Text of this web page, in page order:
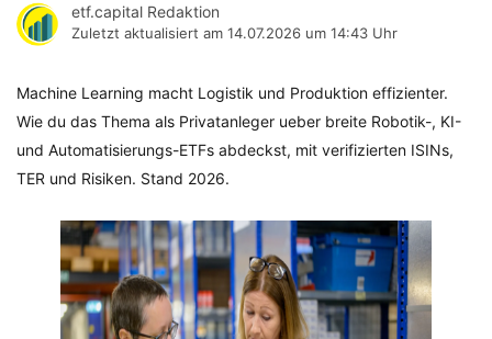
etf.capital Redaktion
Zuletzt aktualisiert am 14.07.2026 um 14:43 Uhr
Machine Learning macht Logistik und Produktion effizienter.
Wie du das Thema als Privatanleger ueber breite Robotik-, KI-
und Automatisierungs-ETFs abdeckst, mit verifizierten ISINs,
TER und Risiken. Stand 2026.